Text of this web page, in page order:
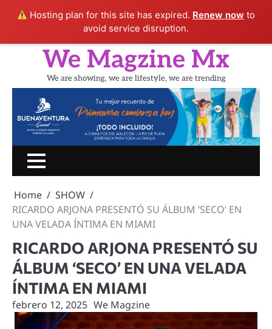
Hosting plan for this site has expired. Renew now to
avoid service disruption.
We Magzine Mx
We are showing, we are lifestyle, we are trending
RATITO
Home
SHOW
RICARDO ARJONA PRESENTÓ SU ÁLBUM ‘SECO’ EN
UNA VELADA ÍNTIMA EN MIAMI
RICARDO ARJONA PRESENTÓ SU
ÁLBUM ‘SECO’ EN UNA VELADA
ÍNTIMA EN MIAMI
febrero 12, 2025 We Magzine